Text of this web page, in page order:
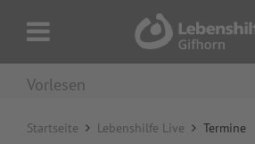
Vorlesen
Startseite Lebenshilfe Live Termine